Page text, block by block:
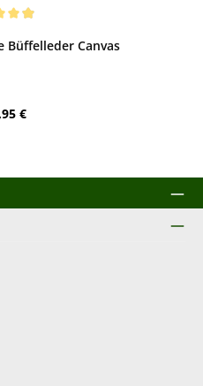
Büffelleder Canvas
Preis:
€